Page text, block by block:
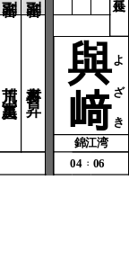
與
﨑よざき
錦江湾
04 ： 06